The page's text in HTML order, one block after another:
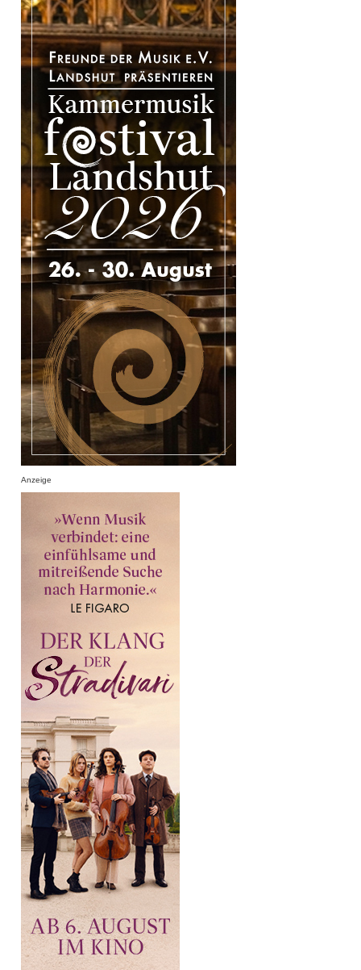
Anzeige